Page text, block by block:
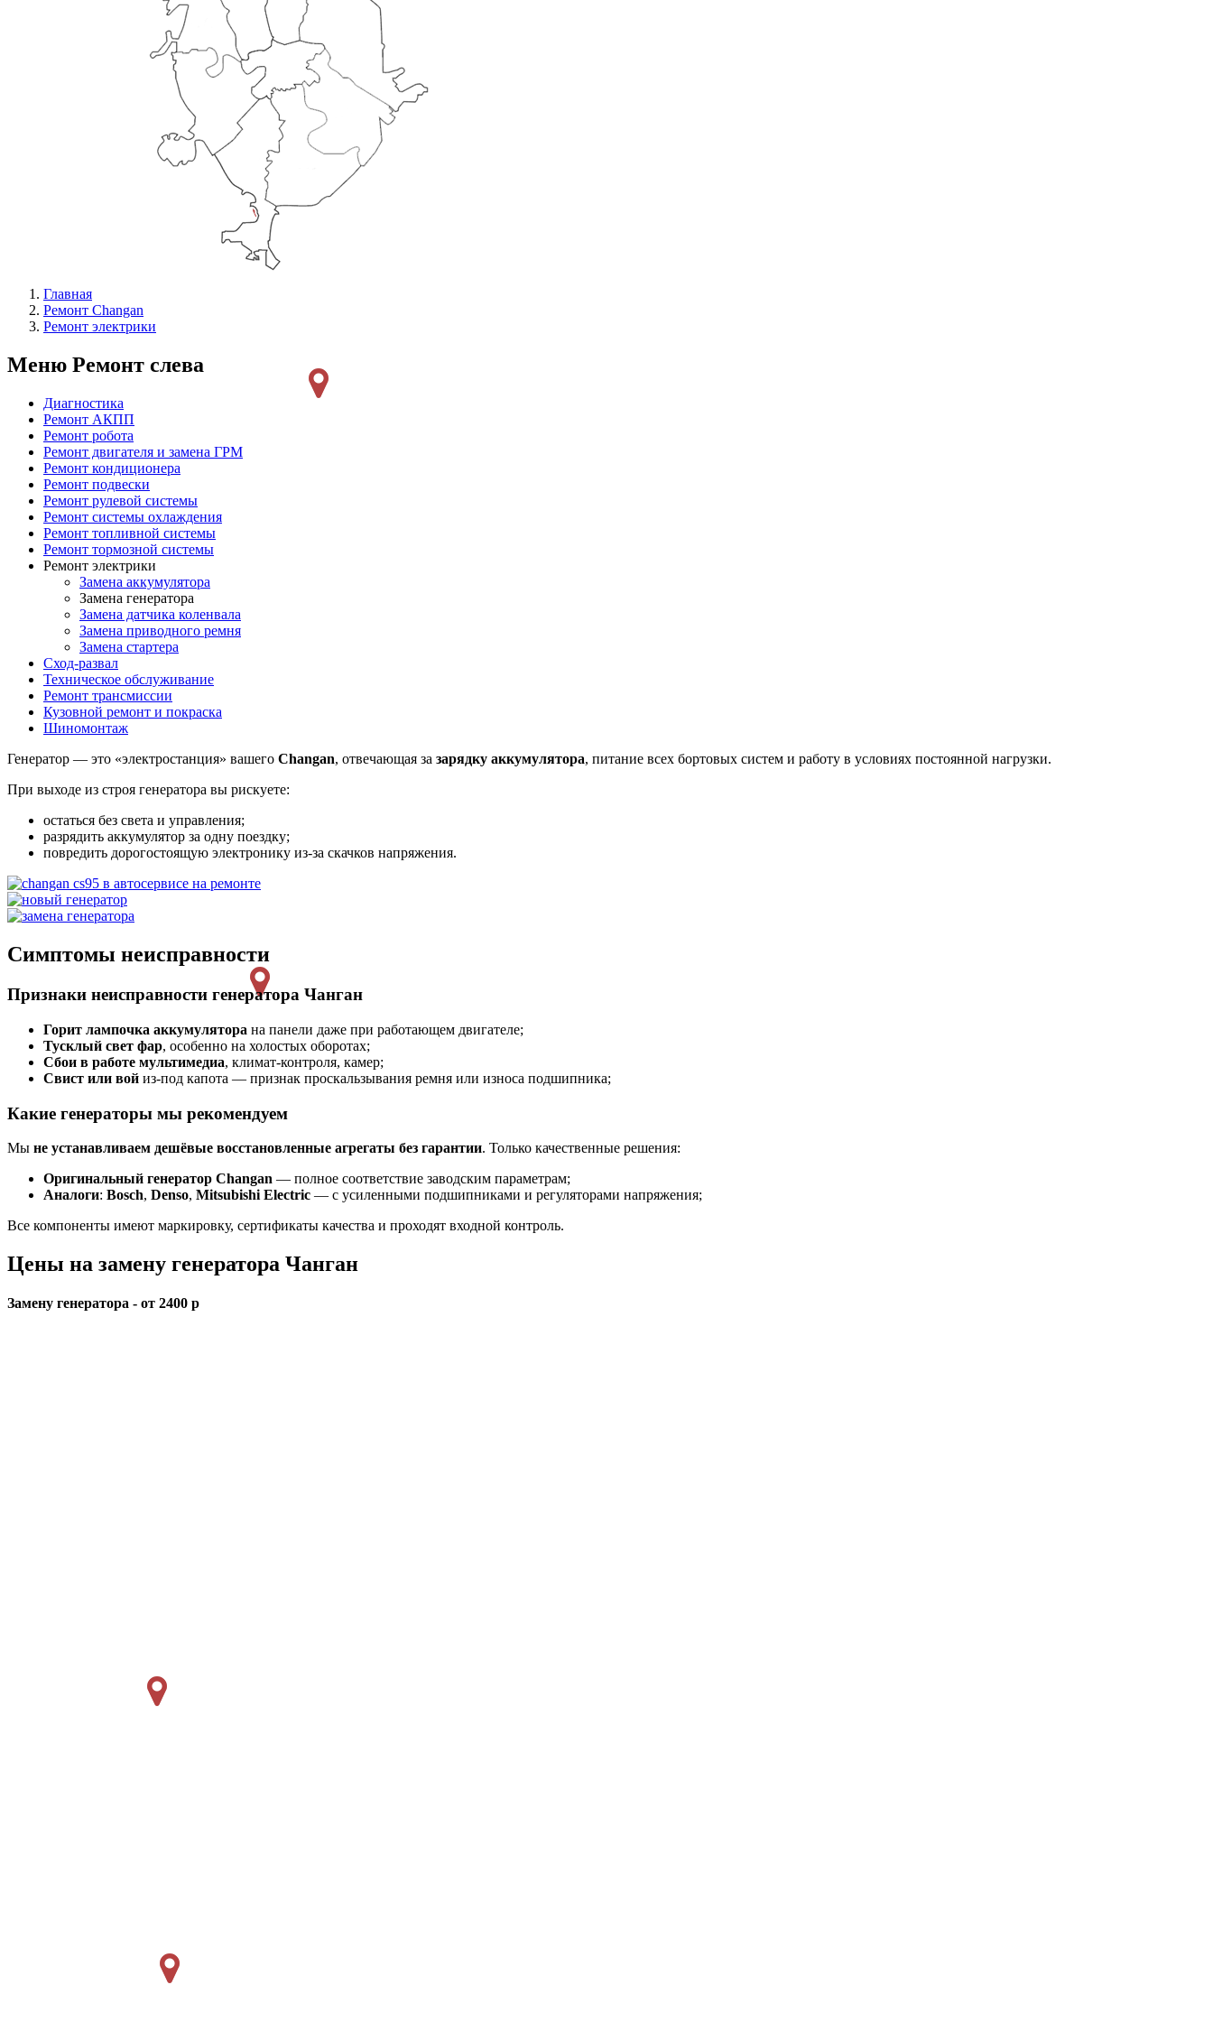
Главная
Ремонт Changan
Ремонт электрики
Меню Ремонт слева
Диагностика
Ремонт АКПП
Ремонт робота
Ремонт двигателя и замена ГРМ
Ремонт кондиционера
Ремонт подвески
Ремонт рулевой системы
Ремонт системы охлаждения
Ремонт топливной системы
Ремонт тормозной системы
Ремонт электрики
Замена аккумулятора
Замена генератора
Замена датчика коленвала
Замена приводного ремня
Замена стартера
Сход-развал
Техническое обслуживание
Ремонт трансмиссии
Кузовной ремонт и покраска
Шиномонтаж
Генератор — это «электростанция» вашего Changan, отвечающая за зарядку аккумулятора, питание всех бортовых систем и работу в условиях постоянной нагрузки.
При выходе из строя генератора вы рискуете:
остаться без света и управления;
разрядить аккумулятор за одну поездку;
повредить дорогостоящую электронику из-за скачков напряжения.
Симптомы неисправности
Признаки неисправности генератора Чанган
Горит лампочка аккумулятора на панели даже при работающем двигателе;
Тусклый свет фар, особенно на холостых оборотах;
Сбои в работе мультимедиа, климат-контроля, камер;
Свист или вой из-под капота — признак проскальзывания ремня или износа подшипника;
Какие генераторы мы рекомендуем
Мы не устанавливаем дешёвые восстановленные агрегаты без гарантии. Только качественные решения:
Оригинальный генератор Changan — полное соответствие заводским параметрам;
Аналоги: Bosch, Denso, Mitsubishi Electric — с усиленными подшипниками и регуляторами напряжения;
Все компоненты имеют маркировку, сертификаты качества и проходят входной контроль.
Цены на замену генератора Чанган
Замену генератора - от 2400 р